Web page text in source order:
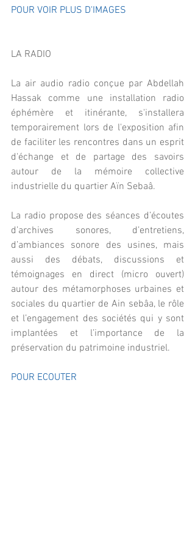
POUR VOIR PLUS D'IMAGES
LA RADIO
La air audio radio conçue par Abdellah
Hassak comme une installation radio
éphémère et itinérante, s'installera
temporairement lors de l'exposition afin
de faciliter les rencontres dans un esprit
d'échange et de partage des savoirs
autour de la mémoire collective
industrielle du quartier Aïn Sebaâ.
La radio propose des séances d’écoutes
d’archives sonores, d’entretiens,
d’ambiances sonore des usines, mais
aussi des débats, discussions et
témoignages en direct (micro ouvert)
autour des métamorphoses urbaines et
sociales du quartier de Ain sebâa, le rôle
et l’engagement des sociétés qui y sont
implantées et l’importance de la
préservation du patrimoine industriel.
POUR ECOUTER